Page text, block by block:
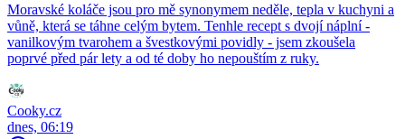
Moravské koláče jsou pro mě synonymem neděle, tepla v kuchyni a
vůně, která se táhne celým bytem. Tenhle recept s dvojí náplní -
vanilkovým tvarohem a švestkovými povidly - jsem zkoušela
poprvé před pár lety a od té doby ho nepouštím z ruky.
Cooky.cz
dnes, 06:19